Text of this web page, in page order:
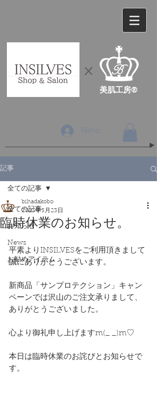
​× ​美肌工房®
Hello!
記事
全ての記事
お知らせ
News
お勧めアイテム
全ての記事
臨時休業のお知らせ。
bihadakobo
2023年5月23日
平素よりINSILVESをご利用頂きまして
誠にありがとうございます。
新商品「サンプロテクション」キャン
ペーンでは沢山のご注文承りまして、
ありがとうございました。
心より御礼申し上げますm(_ _)m♡
本日は臨時休業のお詫びとお知らせで
す。